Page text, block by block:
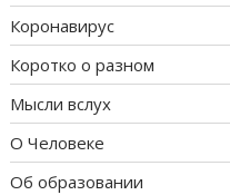
Коронавирус
Коротко о разном
Мысли вслух
О Человеке
Об образовании